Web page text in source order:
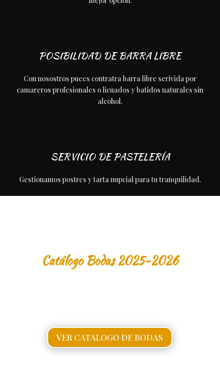
POSIBILIDAD DE BARRA LIBRE
Con nosostros puees contratra barra libre serivida por
camareros profesionales o licuados y batidos naturales sin
alcohol.
SERVICIO DE PASTELERÍA
Gestionamos postres y tarta nupcial para tu tranquilidad.
Catálogo Bodas 2025-2026
VER CATALOGO DE BODAS